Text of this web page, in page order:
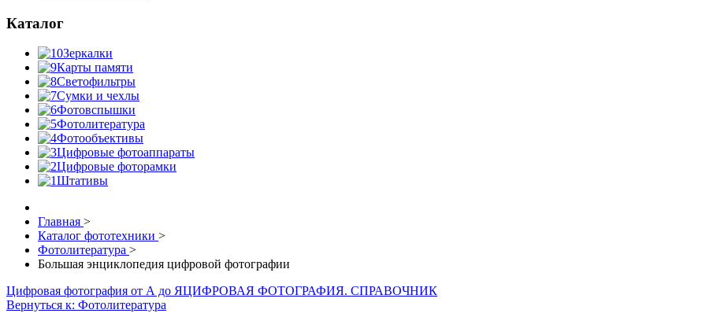
Каталог
Зеркалки
Карты памяти
Светофильтры
Сумки и чехлы
Фотовспышки
Фотолитература
Фотообъективы
Цифровые фотоаппараты
Цифровые фоторамки
Штативы
Главная >
Каталог фототехники >
Фотолитература >
Большая энциклопедия цифровой фотографии
Цифровая фотография от А до ЯЦИФРОВАЯ ФОТОГРАФИЯ. СПРАВОЧНИК
Вернуться к: Фотолитература